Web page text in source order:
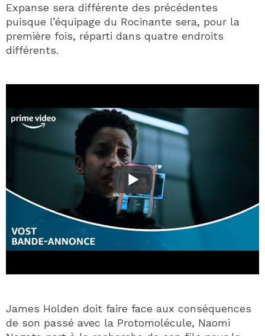
Expanse sera différente des précédentes
puisque l’équipage du Rocinante sera, pour la
première fois, réparti dans quatre endroits
différents.
James Holden doit faire face aux conséquences
de son passé avec la Protomolécule, Naomi